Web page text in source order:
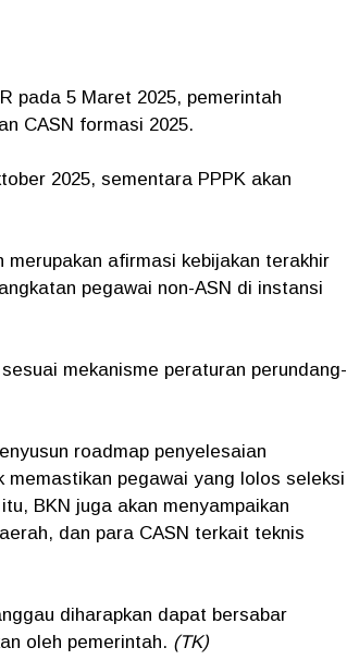
pada 5 Maret 2025, pemerintah
CASN formasi 2025.
2025, sementara PPPK akan
merupakan afirmasi kebijakan terakhir
pegawai non-ASN di instansi
mekanisme peraturan perundang-
roadmap penyelesaian
memastikan pegawai yang lolos seleksi
BKN juga akan menyampaikan
dan para CASN terkait teknis
diharapkan dapat bersabar
oleh pemerintah. (TK)